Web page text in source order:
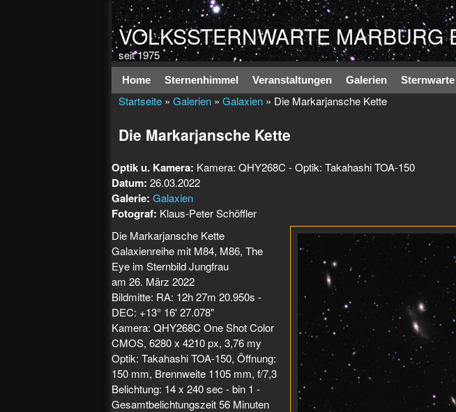
Direkt
VOLKSSTERNWARTE MARBURG
seit 1975
Hauptmenü
Home Sternenhimmel Veranstaltungen Galerien Sternwarte
Startseite » Galerien » Galaxien » Die Markarjansche Kette
Die Markarjansche Kette
Optik u. Kamera: Kamera: QHY268C - Optik: Takahashi TOA-150
Datum: 26.03.2022
Galerie: Galaxien
Fotograf: Klaus-Peter Schöffler
Die Markarjansche Kette
Galaxienreihe mit M84, M86, The
Eye im Sternbild Jungfrau
am 26. März 2022
Bildmitte: RA: 12h 27m 20.950s -
DEC: +13° 16' 27.078"
Kamera: QHY268C One Shot Color
CMOS, 6280 x 4210 px, 3,76 my
Optik: Takahashi TOA-150, Öffnung:
150 mm, Brennweite 1105 mm, f/7,3
Belichtung: 14 x 240 sec - bin 1 -
Gesamtbelichtungszeit 56 Minuten